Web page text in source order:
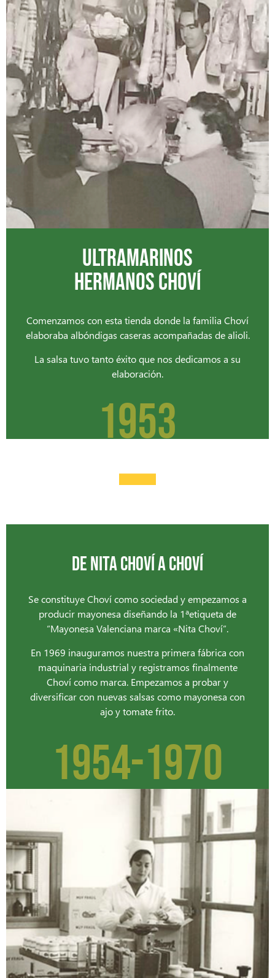
ULTRAMARINOS
HERMANOS CHOVÍ
Comenzamos con esta tienda donde la familia Choví
elaboraba albóndigas caseras acompañadas de alioli.
La salsa tuvo tanto éxito que nos dedicamos a su
elaboración.
1953
-
DE NITA CHOVÍ A CHOVÍ
Se constituye Choví como sociedad y empezamos a
producir mayonesa diseñando la 1ªetiqueta de
“Mayonesa Valenciana marca «Nita Choví”.
En 1969 inauguramos nuestra primera fábrica con
maquinaria industrial y registramos finalmente
Choví como marca. Empezamos a probar y
diversificar con nuevas salsas como mayonesa con
ajo y tomate frito.
1954-1970